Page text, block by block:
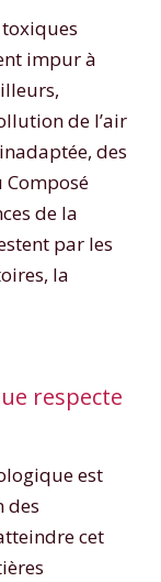
impur à
de l’air
des
Composé
de la
par les
la
respecte
est
des
cet